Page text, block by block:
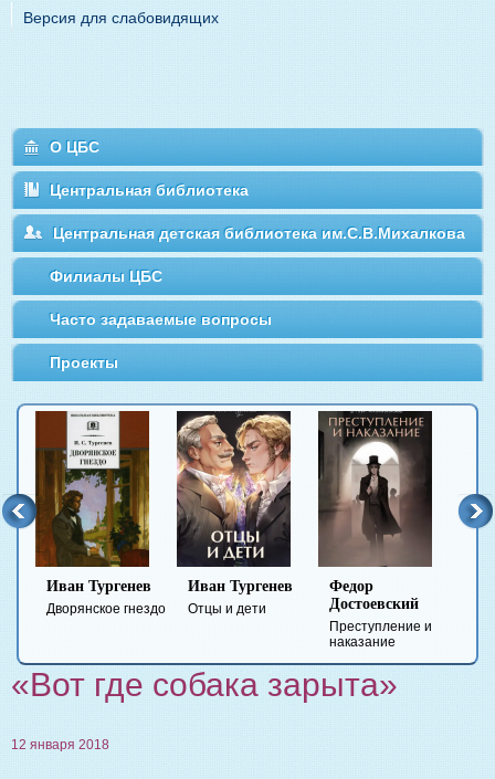
Версия для слабовидящих
О ЦБС
Центральная библиотека
Центральная детская библиотека им.С.В.Михалкова
Филиалы ЦБС
Часто задаваемые вопросы
Проекты
Иван Тургенев
Дворянское гнездо
Иван Тургенев
Отцы и дети
Федор
Достоевский
Преступление и
наказание
«Вот где собака зарыта»
12 января 2018